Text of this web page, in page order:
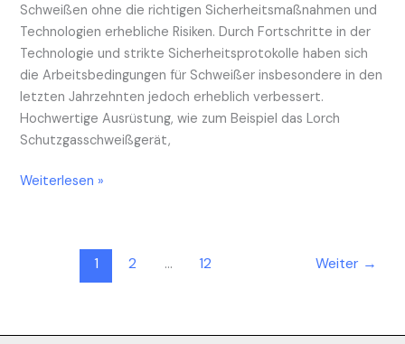
Schweißen ohne die richtigen Sicherheitsmaßnahmen und
Technologien erhebliche Risiken. Durch Fortschritte in der
Technologie und strikte Sicherheitsprotokolle haben sich
die Arbeitsbedingungen für Schweißer insbesondere in den
letzten Jahrzehnten jedoch erheblich verbessert.
Hochwertige Ausrüstung, wie zum Beispiel das Lorch
Schutzgasschweißgerät,
Weiterlesen »
1 2 … 12 Weiter →